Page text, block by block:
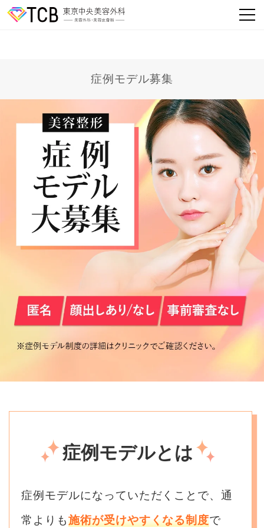
症例モデル募集
症例モデルとは
症例モデルになっていただくことで、通
常よりも施術が受けやすくなる制度で